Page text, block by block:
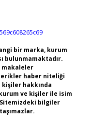
bir marka, kurum
bulunmamaktadır.
makaleler
haber niteliği
hakkında
ve kişiler ile isim
bilgiler